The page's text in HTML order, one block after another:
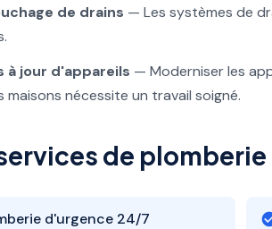
de drains — Les systèmes de
à jour d'appareils — Moderniser les
maisons nécessite un travail soigné.
de
d'urgence 24/7